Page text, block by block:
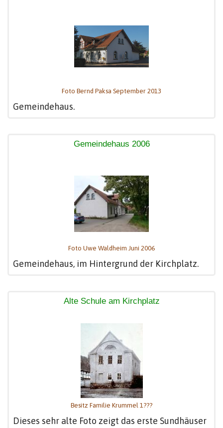
Foto Bernd Paksa September 2013
Gemeindehaus.
Gemeindehaus 2006
Foto Uwe Waldheim Juni 2006
Gemeindehaus, im Hintergrund der Kirchplatz.
Alte Schule am Kirchplatz
Besitz Familie Krummel 1???
Dieses sehr alte Foto zeigt das erste Sundhäuser